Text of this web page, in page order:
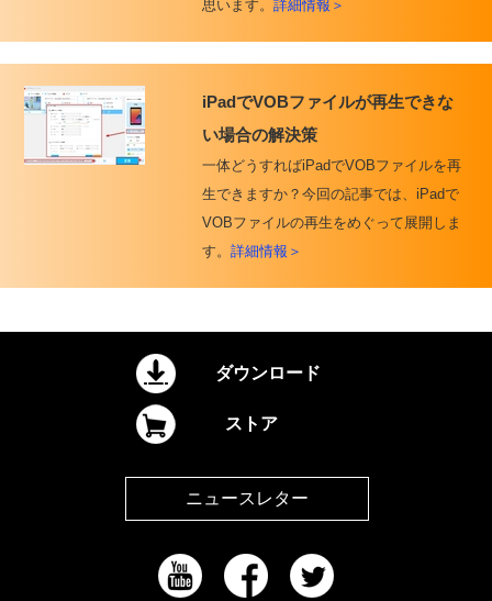
思います。 詳細情報＞
iPadでVOBファイルが再生できな
い場合の解決策
一体どうすればiPadでVOBファイルを再
生できますか？今回の記事では、iPadで
VOBファイルの再生をめぐって展開しま
す。 詳細情報＞
ダウンロード
ストア
ニュースレター